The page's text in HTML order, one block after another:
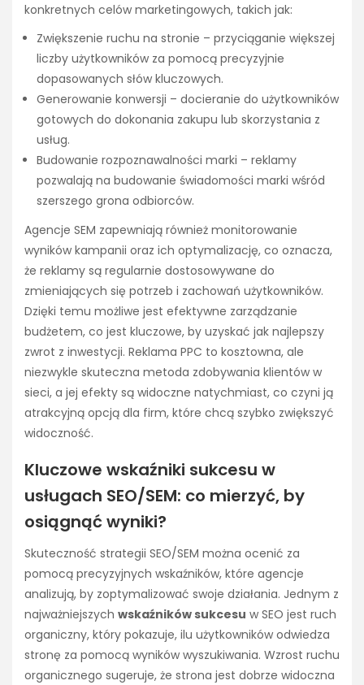
konkretnych celów marketingowych, takich jak:
Zwiększenie ruchu na stronie – przyciąganie większej
liczby użytkowników za pomocą precyzyjnie
dopasowanych słów kluczowych.
Generowanie konwersji – docieranie do użytkowników
gotowych do dokonania zakupu lub skorzystania z
usług.
Budowanie rozpoznawalności marki – reklamy
pozwalają na budowanie świadomości marki wśród
szerszego grona odbiorców.
Agencje SEM zapewniają również monitorowanie
wyników kampanii oraz ich optymalizację, co oznacza,
że reklamy są regularnie dostosowywane do
zmieniających się potrzeb i zachowań użytkowników.
Dzięki temu możliwe jest efektywne zarządzanie
budżetem, co jest kluczowe, by uzyskać jak najlepszy
zwrot z inwestycji. Reklama PPC to kosztowna, ale
niezwykle skuteczna metoda zdobywania klientów w
sieci, a jej efekty są widoczne natychmiast, co czyni ją
atrakcyjną opcją dla firm, które chcą szybko zwiększyć
widoczność.
Kluczowe wskaźniki sukcesu w
usługach SEO/SEM: co mierzyć, by
osiągnąć wyniki?
Skuteczność strategii SEO/SEM można ocenić za
pomocą precyzyjnych wskaźników, które agencje
analizują, by zoptymalizować swoje działania. Jednym z
najważniejszych wskaźników sukcesu w SEO jest ruch
organiczny, który pokazuje, ilu użytkowników odwiedza
stronę za pomocą wyników wyszukiwania. Wzrost ruchu
organicznego sugeruje, że strona jest dobrze widoczna